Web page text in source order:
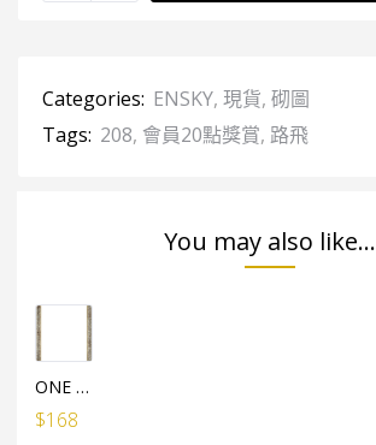
Categories: ENSKY, 現貨, 砌圖
Tags: 208, 會員20點獎賞, 路飛
You may also like...
ONE PIECE水晶砌圖（208塊）專用框架
$168